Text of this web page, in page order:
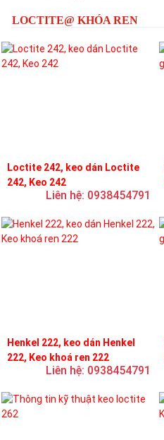
LOCTITE@ KHÓA REN
Loctite 242, keo dán Loctite
242, Keo 242
Liên hệ: 0938454791
Henkel 222, keo dán Henkel
222, Keo khoá ren 222
Liên hệ: 0938454791